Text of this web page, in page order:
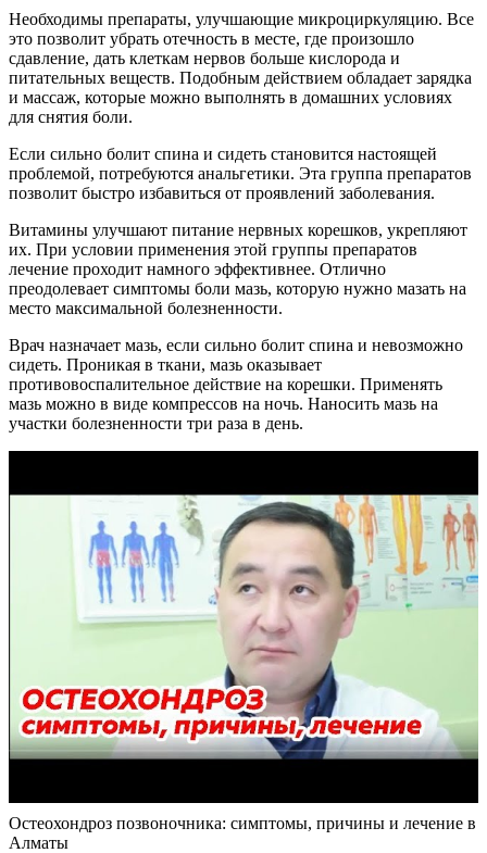
Необходимы препараты, улучшающие микроциркуляцию. Все
это позволит убрать отечность в месте, где произошло
сдавление, дать клеткам нервов больше кислорода и
питательных веществ. Подобным действием обладает зарядка
и массаж, которые можно выполнять в домашних условиях
для снятия боли.
Если сильно болит спина и сидеть становится настоящей
проблемой, потребуются анальгетики. Эта группа препаратов
позволит быстро избавиться от проявлений заболевания.
Витамины улучшают питание нервных корешков, укрепляют
их. При условии применения этой группы препаратов
лечение проходит намного эффективнее. Отлично
преодолевает симптомы боли мазь, которую нужно мазать на
место максимальной болезненности.
Врач назначает мазь, если сильно болит спина и невозможно
сидеть. Проникая в ткани, мазь оказывает
противовоспалительное действие на корешки. Применять
мазь можно в виде компрессов на ночь. Наносить мазь на
участки болезненности три раза в день.
Остеохондроз позвоночника: симптомы, причины и лечение в
Алматы